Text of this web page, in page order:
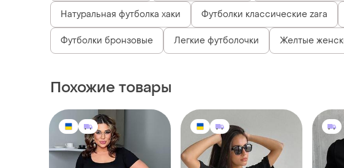
Натуральная футболка хаки Футболки классические zara
Футболки бронзовые Легкие футболочки Желтые
Похожие товары